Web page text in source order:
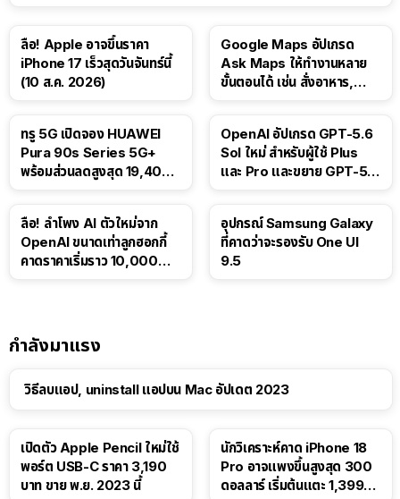
ลือ! Apple อาจขึ้นราคา
iPhone 17 เร็วสุดวันจันทร์นี้
(10 ส.ค. 2026)
Google Maps อัปเกรด
Ask Maps ให้ทำงานหลาย
ขั้นตอนได้ เช่น สั่งอาหาร,
ทรู 5G เปิดจอง HUAWEI
Pura 90s Series 5G+
พร้อมส่วนลดสูงสุด 19,400
OpenAI อัปเกรด GPT-5.6
Sol ใหม่ สำหรับผู้ใช้ Plus
และ Pro และขยาย GPT-5.6
ลือ! ลำโพง AI ตัวใหม่จาก
OpenAI ขนาดเท่าลูกฮอกกี้
คาดราคาเริ่มราว 10,000
อุปกรณ์ Samsung Galaxy
ที่คาดว่าจะรองรับ One UI
9.5
กำลังมาแรง
วิธีลบแอป, uninstall แอปบน Mac อัปเดต 2023
เปิดตัว Apple Pencil ใหม่ใช้
พอร์ต USB-C ราคา 3,190
บาท ขาย พ.ย. 2023 นี้
นักวิเคราะห์คาด iPhone 18
Pro อาจแพงขึ้นสูงสุด 300
ดอลลาร์ เริ่มต้นแตะ 1,399